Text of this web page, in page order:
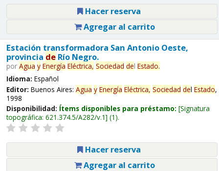
Hacer reserva
Agregar al carrito
Estación transformadora San Antonio Oeste,
provincia deRío Negro.
por Agua y Energía Eléctrica, Sociedad del Estado.
Idioma: Español
Editor: Buenos Aires: Agua y Energía Eléctrica, Sociedad del Estado,
1998
Disponibilidad: Ítems disponibles para préstamo: Signatura
topográfica: 621.374.5/A282/v.1 (1).
Hacer reserva
Agregar al carrito